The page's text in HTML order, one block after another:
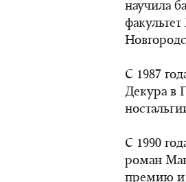
научила
С 1987
Декура в
С 1990
роман
премию и